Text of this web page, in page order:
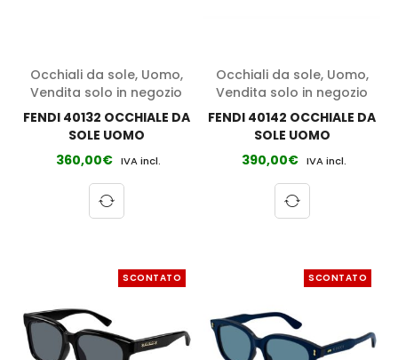
Occhiali da sole, Uomo,
Vendita solo in negozio
FENDI 40132 OCCHIALE DA
SOLE UOMO
360,00€ IVA incl.
Occhiali da sole, Uomo,
Vendita solo in negozio
FENDI 40142 OCCHIALE DA
SOLE UOMO
390,00€ IVA incl.
SCONTATO SCONTATO